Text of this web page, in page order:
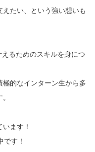
たい、という強い想いも
るためのスキルを身につ
的なインターン生から多
ます！
です！